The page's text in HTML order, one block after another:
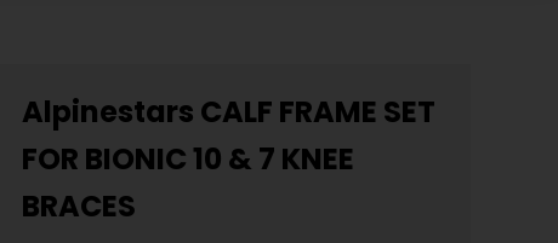
Alpinestars CALF FRAME SET
FOR BIONIC 10 & 7 KNEE
BRACES